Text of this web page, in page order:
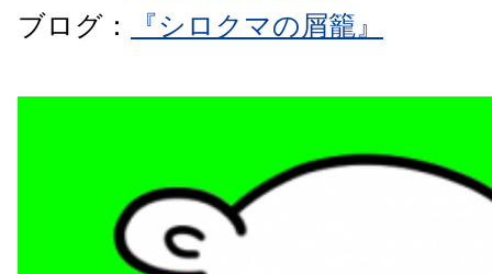
ブログ：
『シロクマの屑籠』